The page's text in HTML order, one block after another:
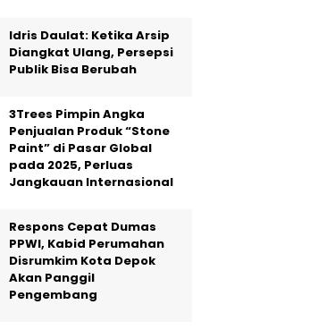
Idris Daulat: Ketika Arsip
Diangkat Ulang, Persepsi
Publik Bisa Berubah
3Trees Pimpin Angka
Penjualan Produk “Stone
Paint” di Pasar Global
pada 2025, Perluas
Jangkauan Internasional
Respons Cepat Dumas
PPWI, Kabid Perumahan
Disrumkim Kota Depok
Akan Panggil
Pengembang